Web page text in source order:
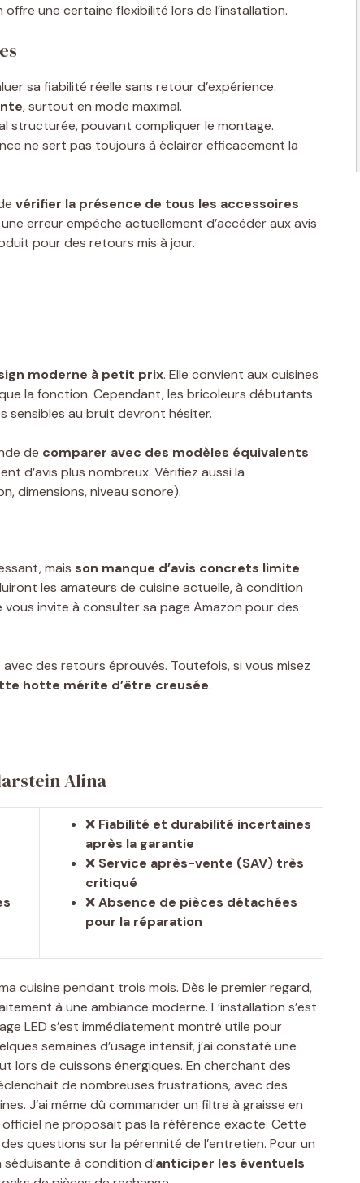
offre une certaine flexibilité lors de l’installation.
sa fiabilité réelle sans retour d’expérience.
, surtout en mode maximal.
structurée, pouvant compliquer le montage.
ne sert pas toujours à éclairer efficacement la
vérifier la présence de tous les accessoires
erreur empêche actuellement d’accéder aux avis
pour des retours mis à jour.
moderne à petit prix. Elle convient aux cuisines
la fonction. Cependant, les bricoleurs débutants
sensibles au bruit devront hésiter.
de comparer avec des modèles équivalents
d’avis plus nombreux. Vérifiez aussi la
dimensions, niveau sonore).
mais son manque d’avis concrets limite
les amateurs de cuisine actuelle, à condition
vous invite à consulter sa page Amazon pour des
des retours éprouvés. Toutefois, si vous misez
hotte mérite d’être creusée.
Alina
❌ Fiabilité et durabilité incertaines
après la garantie
❌ Service après-vente (SAV) très
critiqué
❌Absence de pièces détachées
pour la réparation
cuisine pendant trois mois. Dès le premier regard,
à une ambiance moderne. L’installation s’est
LED s’est immédiatement montré utile pour
semaines d’usage intensif, j’ai constaté une
lors de cuissons énergiques. En cherchant des
de nombreuses frustrations, avec des
J’ai même dû commander un filtre à graisse en
ne proposait pas la référence exacte. Cette
questions sur la pérennité de l’entretien. Pour un
à condition d’anticiper les éventuels